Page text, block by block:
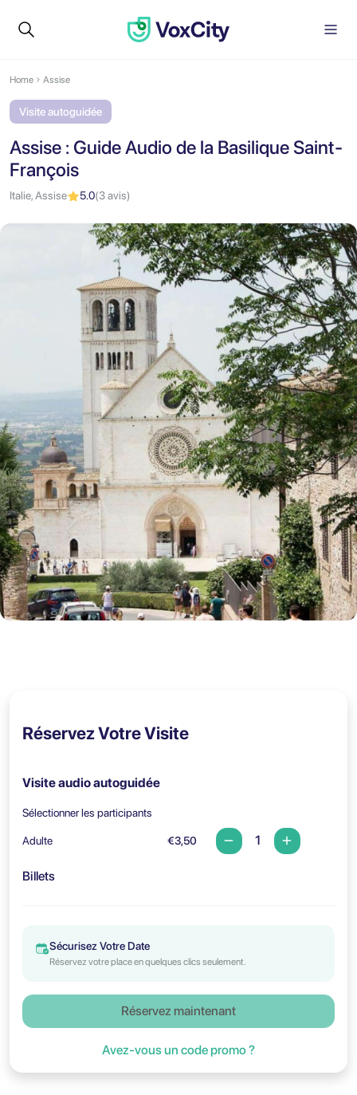
Home Assise
Visite autoguidée
Assise : Guide Audio de la Basilique Saint-
François
Italie, Assise 5.0(3 avis)
Réservez Votre Visite
Visite audio autoguidée
Sélectionner les participants
Adulte €3,50
Billets
Sécurisez Votre Date
Réservez votre place en quelques clics seulement.
Réservez maintenant
Avez-vous un code promo ?